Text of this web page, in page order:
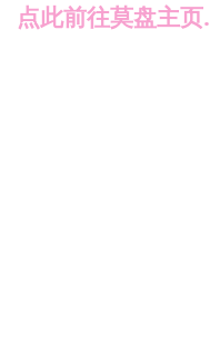
点此前往莫盘主页.